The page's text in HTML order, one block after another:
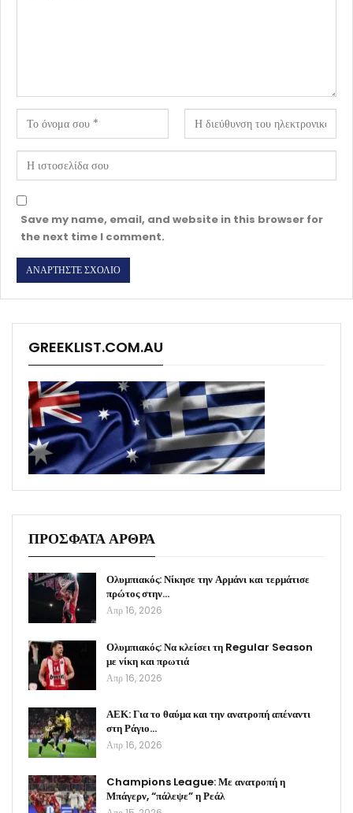
Save my name, email, and website in this browser for
the next time I comment.
GREEKLIST.COM.AU
ΠΡΟΣΦΑΤΑ ΑΡΘΡΑ
Ολυμπιακός: Νίκησε την Αρμάνι και τερμάτισε
πρώτος στην…
Απρ 16, 2026
Ολυμπιακός: Να κλείσει τη Regular Season
με νίκη και πρωτιά
Απρ 16, 2026
ΑΕΚ: Για το θαύμα και την ανατροπή απέναντι
στη Ράγιο…
Απρ 16, 2026
Champions League: Με ανατροπή η
Μπάγερν, “πάλεψε” η Ρεάλ